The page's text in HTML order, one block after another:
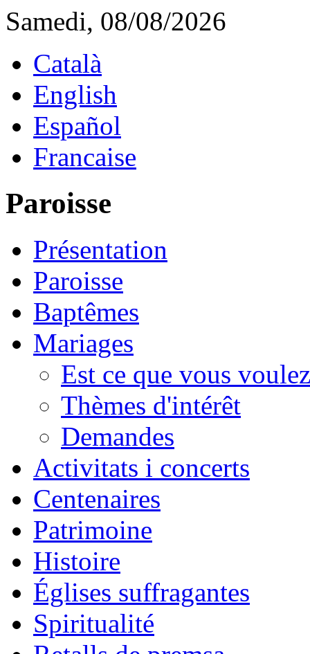
Samedi, 08/08/2026
Català
English
Español
Francaise
Paroisse
Présentation
Paroisse
Baptêmes
Mariages
Est ce que vous
Thèmes d'intérêt
Demandes
Activitats i concerts
Centenaires
Patrimoine
Histoire
Églises suffragantes
Spiritualité